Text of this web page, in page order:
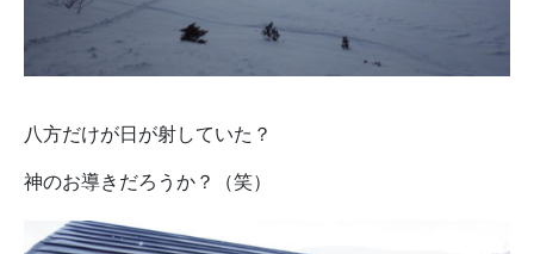
八方だけが日が射していた？
神のお導きだろうか？（笑）